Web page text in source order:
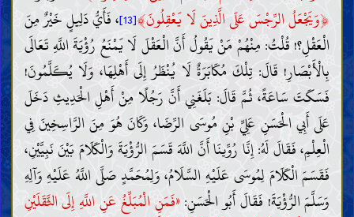
﴿وَيَجْعَلُ الرِّجْسَ عَلَى الَّذِينَ لَا يَعْقِلُونَ﴾[13] ، فَأَيُّ دَلِيلٍ خَيْرٌ مِنَ
الْعَقْلِ؟! قُلْتُ: مِنْهُمْ مَنْ يَقُولُ أَنَّ الْعَقْلَ لَا يَمْنَعُ رُؤْيَةَ اللَّهِ تَعَالَى
بِالْأَبْصَارِ! قَالَ: تِلْكَ مُكَابَرَةٌ لَا يُنْظَرُ إِلَى أَهْلِهَا، وَلَا يُكَلَّمُونَ!
فَسَكَتَ سَاعَةً، ثُمَّ قَالَ: بَلَغَنِي أَنَّ رَجُلًا مِنْ أَهْلِ الْحَدِيثِ دَخَلَ
عَلَى أَبِي الْحَسَنِ عَلِيِّ بْنِ مُوسَى الرِّضَا، وَكَانَ هُوَ مِنَ الرَّاسِخِينَ فِي
الْعِلْمِ، فَقَالَ لَهُ: إِنَّا رُوِّينَا أَنَّ اللَّهَ قَسَمَ الرُّؤْيَةَ وَالْكَلَامَ بَيْنَ نَبِيَّيْنِ،
فَقَسَمَ الْكَلَامَ لِمُوسَى عَلَيْهِ السَّلَامُ، وَلِمُحَمَّدٍ صَلَّى اللَّهُ عَلَيْهِ وَآلِهِ
وَسَلَّمَ الرُّؤْيَةَ! فَقَالَ أَبُو الْحَسَنِ: «فَمَنِ الْمُبَلِّغُ عَنِ اللَّهِ إِلَى الثَّقَلَيْنِ